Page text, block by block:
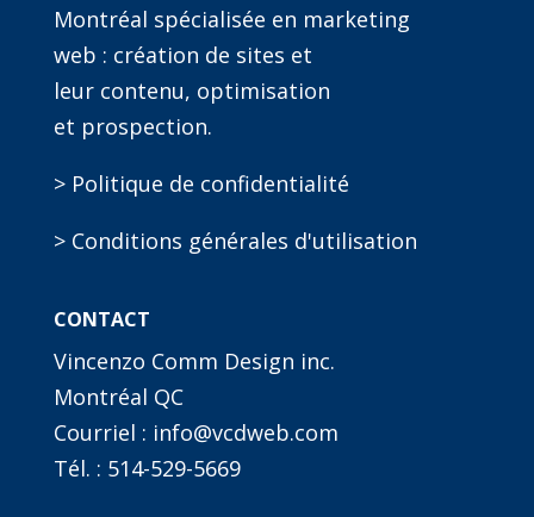
Montréal spécialisée en marketing
web : création de sites et
leur contenu, optimisation
et prospection.
> Politique de confidentialité
> Conditions générales d'utilisation
CONTACT
Vincenzo Comm Design inc.
Montréal QC
Courriel : info@vcdweb.com
Tél. : 514-529-5669